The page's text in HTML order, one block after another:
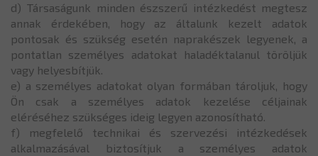
d) Társaságunk minden észszerű intézkedést megtesz
annak érdekében, hogy az általunk kezelt adatok
pontosak és szükség esetén naprakészek legyenek, a
pontatlan személyes adatokat haladéktalanul töröljük
vagy helyesbítjük.
e) a személyes adatokat olyan formában tároljuk, hogy
Ön csak a személyes adatok kezelése céljainak
eléréséhez szükséges ideig legyen azonosítható.
f) megfelelő technikai és szervezési intézkedések
alkalmazásával biztosítjuk a személyes adatok